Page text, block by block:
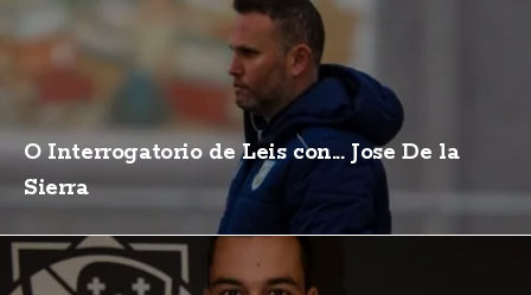
O Interrogatorio de Leis con... Jose De la
Sierra